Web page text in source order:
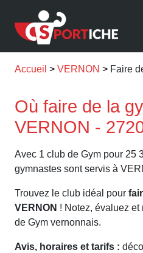
Accueil VERNON Faire
Où faire de la
VERNON -
Avec 1 club de Gym pour 25
gymnastes sont servis à
Trouvez le club idéal pour
VERNON ! Notez, évaluez
de Gym vernonnais.
Avis, horaires et tarifs :